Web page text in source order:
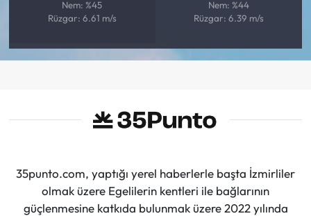
Nem: %45
Rüzgar: 6.61 m/s
Nem: %44
Rüzgar: 6.39 m/s
35punto.com, yaptığı yerel haberlerle başta İzmirliler
olmak üzere Egelilerin kentleri ile bağlarının
güçlenmesine katkıda bulunmak üzere 2022 yılında